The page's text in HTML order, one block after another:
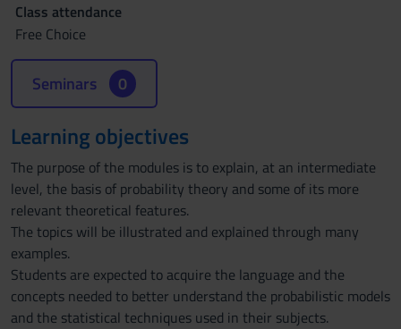
Class attendance
Free Choice
Seminars 0
Learning objectives
The purpose of the modules is to explain, at an intermediate
level, the basis of probability theory and some of its more
relevant theoretical features.
The topics will be illustrated and explained through many
examples.
Students are expected to acquire the language and the
concepts needed to better understand the probabilistic models
and the statistical techniques used in their subjects.